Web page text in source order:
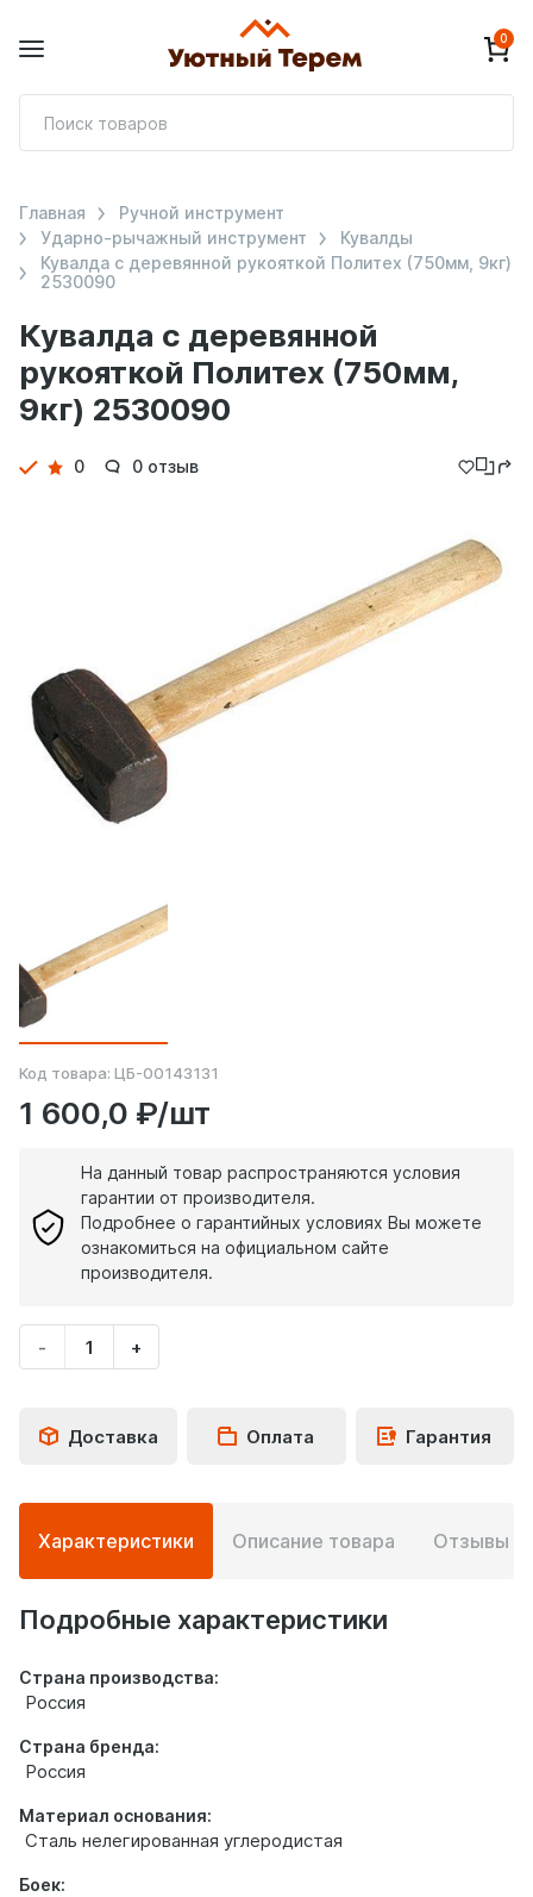
0
Кувалда с деревянной
рукояткой Политех (750мм,
9кг) 2530090
Главная
Ручной инструмент
Ударно-рычажный инструмент
Кувалды
Кувалда с деревянной рукояткой Политех (750мм, 9кг)
2530090
Детали
0 0 отзыв
Код товара: ЦБ-00143131
1 600,0 ₽/шт
На данный товар распространяются условия
гарантии от производителя.
Подробнее о гарантийных условиях Вы можете
ознакомиться на официальном сайте
производителя.
-
Укажите
количество
+
Доставка Оплата Гарантия
Подробная
информация
о
товаре
Характеристики Описание товара Отзывы
Подробные характеристики
Страна производства:
Россия
Страна бренда:
Россия
Материал основания:
Сталь нелегированная углеродистая
Боек: